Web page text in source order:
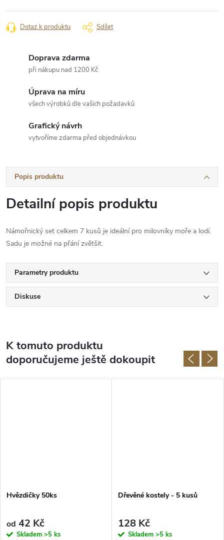
Dotaz k produktu Sdílet
Doprava zdarma
při nákupu nad 1200 Kč
Úprava na míru
všech výrobků dle vašich požadavků
Grafický návrh
vytvoříme zdarma před objednávkou
Popis produktu
Detailní popis produktu
Námořnický set celkem 7 kusů je ideální pro milovníky moře a lodí.
Sadu je možné na přání zvětšit.
Parametry produktu
Diskuse
K tomuto produktu
doporučujeme ještě dokoupit
Hvězdičky 50ks
od 42 Kč
Skladem >5 ks
Dřevěné kostely - 5 kusů
128 Kč
Skladem >5 ks